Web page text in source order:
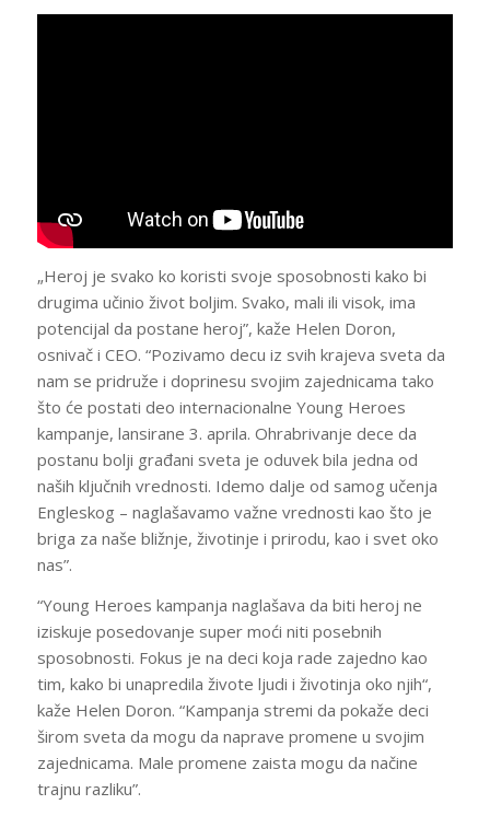
„Heroj je svako ko koristi svoje sposobnosti kako bi
drugima učinio život boljim. Svako, mali ili visok, ima
potencijal da postane heroj”, kaže Helen Doron,
osnivač i CEO. “Pozivamo decu iz svih krajeva sveta da
nam se pridruže i doprinesu svojim zajednicama tako
što će postati deo internacionalne Young Heroes
kampanje, lansirane 3. aprila. Ohrabrivanje dece da
postanu bolji građani sveta je oduvek bila jedna od
naših ključnih vrednosti. Idemo dalje od samog učenja
Engleskog – naglašavamo važne vrednosti kao što je
briga za naše bližnje, životinje i prirodu, kao i svet oko
nas”.
“Young Heroes kampanja naglašava da biti heroj ne
iziskuje posedovanje super moći niti posebnih
sposobnosti. Fokus je na deci koja rade zajedno kao
tim, kako bi unapredila živote ljudi i životinja oko njih“,
kaže Helen Doron. “Kampanja stremi da pokaže deci
širom sveta da mogu da naprave promene u svojim
zajednicama. Male promene zaista mogu da načine
trajnu razliku”.